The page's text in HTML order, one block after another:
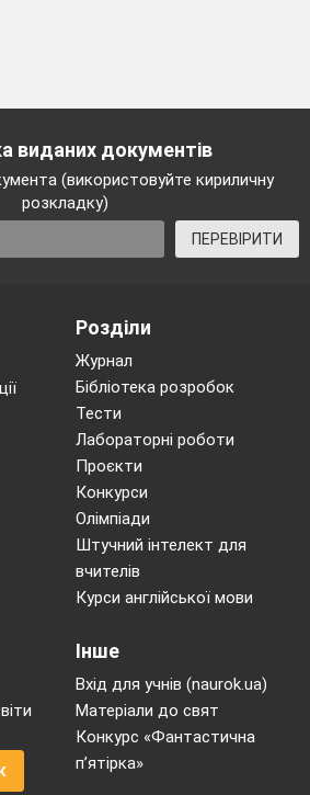
виданих документів
(використовуйте кириличну
розкладку)
ПЕРЕВІРИТИ
Розділи
Журнал
Бібліотека розробок
Тести
Лабораторні роботи
Проєкти
Конкурси
Олімпіади
Штучний інтелект для
вчителів
Курси англійської мови
Інше
Вхід для учнів (naurok.ua)
Матеріали до свят
Конкурс «Фантастична
п’ятірка»